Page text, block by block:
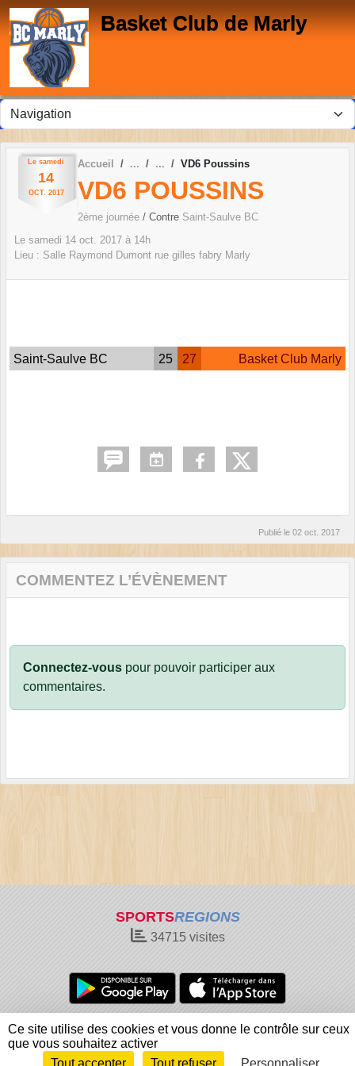
Basket Club de Marly
Le samedi
14
OCT. 2017
Accueil VD6 Poussins
VD6 POUSSINS
2ème journée / Contre Saint-Saulve BC
Le samedi 14 oct. 2017 à 14h
Lieu : Salle Raymond Dumont rue gilles fabry Marly
Saint-Saulve BC 25 27 Basket Club Marly
Publié le 02 oct. 2017
COMMENTEZ L’ÉVÈNEMENT
Connectez-vous pour pouvoir participer aux
commentaires.
SPORTSREGIONS
34715visites
Charte cookies
Gestion des cookies
Informations légales
Signaler un contenu inapproprié
Panneau de gestion des cookies
Ce site utilise des cookies et vous donne le contrôle sur ceux
que vous souhaitez activer
Tout accepter
Tout refuser Personnaliser